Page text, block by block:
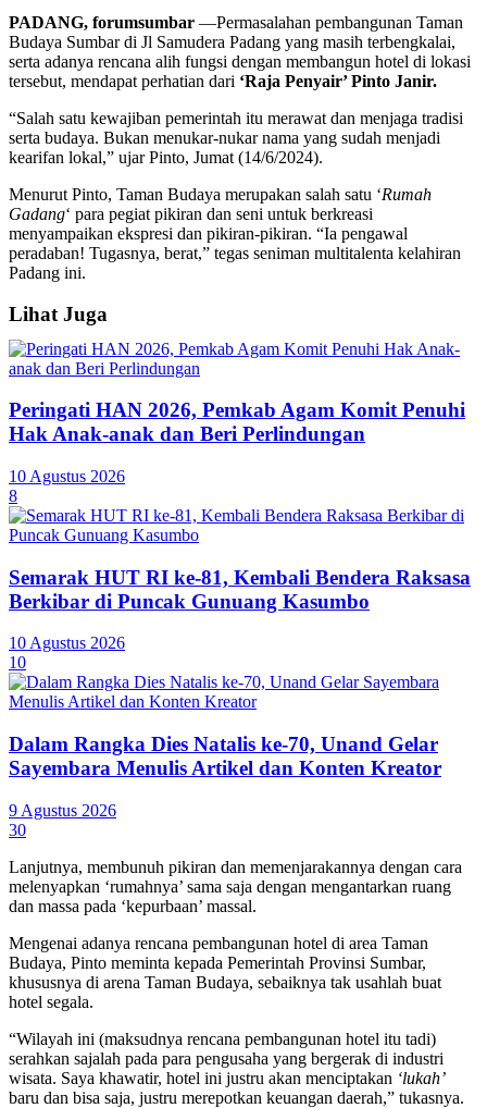
PADANG, forumsumbar —Permasalahan pembangunan Taman
Budaya Sumbar di Jl Samudera Padang yang masih terbengkalai,
serta adanya rencana alih fungsi dengan membangun hotel di lokasi
tersebut, mendapat perhatian dari ‘Raja Penyair’ Pinto Janir.
“Salah satu kewajiban pemerintah itu merawat dan menjaga tradisi
serta budaya. Bukan menukar-nukar nama yang sudah menjadi
kearifan lokal,” ujar Pinto, Jumat (14/6/2024).
Menurut Pinto, Taman Budaya merupakan salah satu ‘Rumah
Gadang‘ para pegiat pikiran dan seni untuk berkreasi
menyampaikan ekspresi dan pikiran-pikiran. “Ia pengawal
peradaban! Tugasnya, berat,” tegas seniman multitalenta kelahiran
Padang ini.
Lihat Juga
Peringati HAN 2026, Pemkab Agam Komit Penuhi
Hak Anak-anak dan Beri Perlindungan
10 Agustus 2026
8
Semarak HUT RI ke-81, Kembali Bendera Raksasa
Berkibar di Puncak Gunuang Kasumbo
10 Agustus 2026
10
Dalam Rangka Dies Natalis ke-70, Unand Gelar
Sayembara Menulis Artikel dan Konten Kreator
9 Agustus 2026
30
Lanjutnya, membunuh pikiran dan memenjarakannya dengan cara
melenyapkan ‘rumahnya’ sama saja dengan mengantarkan ruang
dan massa pada ‘kepurbaan’ massal.
Mengenai adanya rencana pembangunan hotel di area Taman
Budaya, Pinto meminta kepada Pemerintah Provinsi Sumbar,
khususnya di arena Taman Budaya, sebaiknya tak usahlah buat
hotel segala.
“Wilayah ini (maksudnya rencana pembangunan hotel itu tadi)
serahkan sajalah pada para pengusaha yang bergerak di industri
wisata. Saya khawatir, hotel ini justru akan menciptakan ‘lukah’
baru dan bisa saja, justru merepotkan keuangan daerah,” tukasnya.